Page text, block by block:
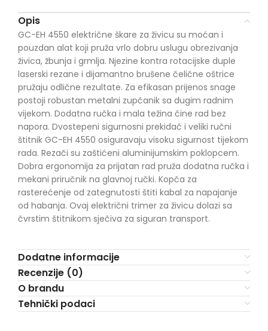
Opis
GC-EH 4550 električne škare za živicu su moćan i
pouzdan alat koji pruža vrlo dobru uslugu obrezivanja
živica, žbunja i grmlja. Njezine kontra rotacijske duple
laserski rezane i dijamantno brušene čelične oštrice
pružaju odlične rezultate. Za efikasan prijenos snage
postoji robustan metalni zupčanik sa dugim radnim
vijekom. Dodatna ručka i mala težina čine rad bez
napora. Dvostepeni sigurnosni prekidač i veliki ručni
štitnik GC-EH 4550 osiguravaju visoku sigurnost tijekom
rada. Rezači su zaštićeni aluminijumskim poklopcem.
Dobra ergonomija za prijatan rad pruža dodatna ručka i
mekani priručnik na glavnoj ručki. Kopča za
rasterećenje od zategnutosti štiti kabal za napajanje
od habanja. Ovaj električni trimer za živicu dolazi sa
čvrstim štitnikom sječiva za siguran transport.
Dodatne informacije
Recenzije (0)
O brandu
Tehnički podaci